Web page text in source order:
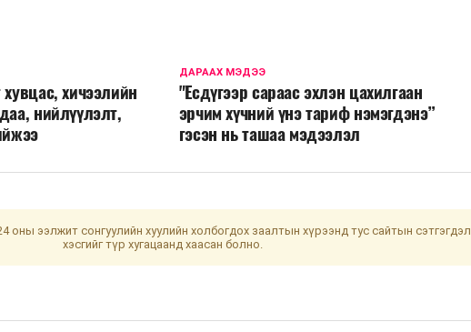
ДАРААХ МЭДЭЭ
"Есдүгээр сараас эхлэн цахилгаан
эрчим хүчний үнэ тариф нэмэгдэнэ”
гэсэн нь ташаа мэдээлэл
хичээлийн
нийлүүлэлт,
ээлжит сонгуулийн хуулийн холбогдох заалтын хүрээнд тус сайтын сэтгэгдэл
хэсгийг түр хугацаанд хаасан болно.